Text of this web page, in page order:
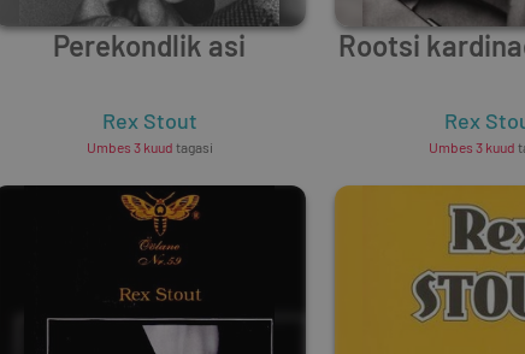
Perekondlik asi
Rex Stout
Umbes 3 kuud tagasi
Rootsi
Rex
Umbes 3 kuud